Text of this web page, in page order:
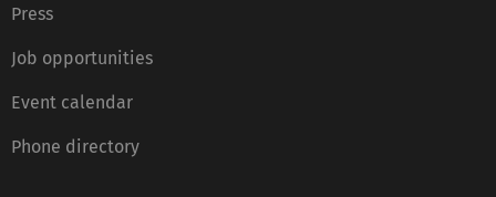
Press
Job opportunities
Event calendar
Phone directory